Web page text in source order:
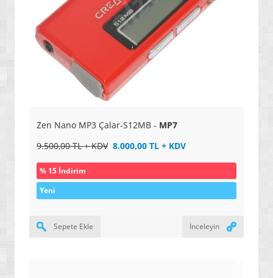
Zen Nano MP3 Çalar-S12MB - MP7
9.500,00 TL + KDV 8.000,00 TL + KDV
% 15 İndirim
Yeni
Sepete Ekle İnceleyin